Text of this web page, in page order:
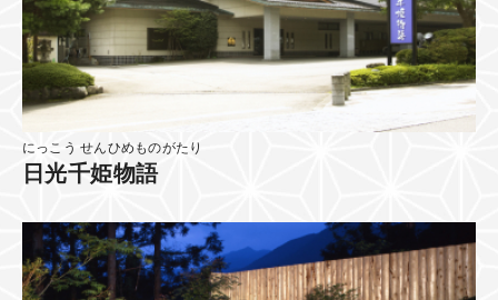
にっこう せんひめものがたり
日光千姫物語